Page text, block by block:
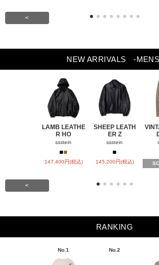
<
NEW ARRIVALS -
LAMB LEATHE
R HO
ssstein
■■
147,400円(税込)
SHEEP LEATH
ER Z
ssstein
■
145,200円(税込)
<
RANKING
No.1 No.2